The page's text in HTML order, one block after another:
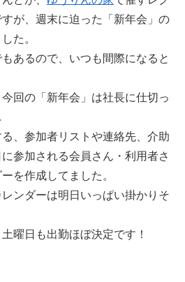
が、週末に迫った「新年会」の
た。
あるので、いつも間際になると
回の「新年会」は社長に仕切っ
、参加者リストや連絡先、介助
参加される会員さん・利用者さ
を作成してました。
ンダーは明日いっぱい掛かりそ
曜日も出勤ほぼ決定です！